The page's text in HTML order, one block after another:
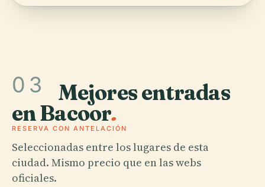
03 Mejores entradas
en Bacoor.
RESERVA CON ANTELACIÓN
Seleccionadas entre los lugares de esta
ciudad. Mismo precio que en las webs
oficiales.